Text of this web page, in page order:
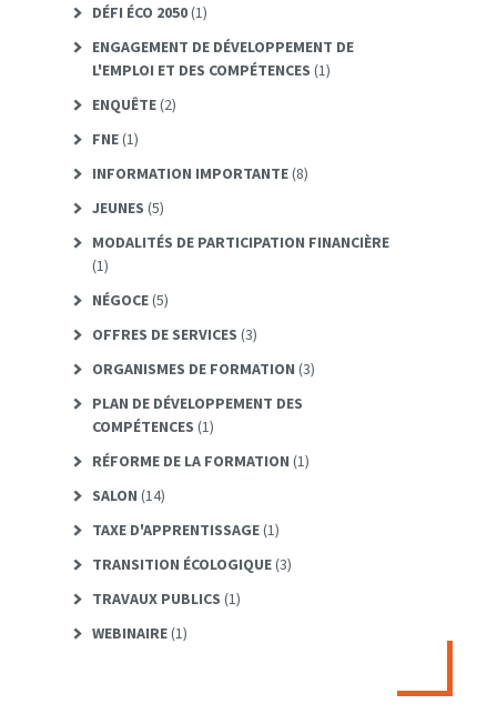
DÉFI ÉCO 2050(1)
ENGAGEMENT DE DÉVELOPPEMENT DE
L'EMPLOI ET DES COMPÉTENCES (1)
ENQUÊTE(2)
FNE(1)
INFORMATION IMPORTANTE(8)
JEUNES (5)
MODALITÉS DE PARTICIPATION FINANCIÈRE
(1)
NÉGOCE(5)
OFFRES DE SERVICES (3)
ORGANISMES DE FORMATION (3)
PLAN DE DÉVELOPPEMENT DES
COMPÉTENCES (1)
RÉFORME DE LA FORMATION (1)
SALON (14)
TAXE D'APPRENTISSAGE(1)
TRANSITION ÉCOLOGIQUE(3)
TRAVAUX PUBLICS (1)
WEBINAIRE(1)